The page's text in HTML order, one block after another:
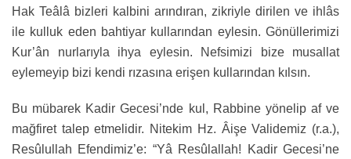
Hak Teâlâ bizleri kalbini arındıran, zikriyle dirilen ve ihlâs
ile kulluk eden bahtiyar kullarından eylesin. Gönüllerimizi
Kur’ân nurlarıyla ihya eylesin. Nefsimizi bize musallat
eylemeyip bizi kendi rızasına erişen kullarından kılsın.
Bu mübarek Kadir Gecesi’nde kul, Rabbine yönelip af ve
mağfiret talep etmelidir. Nitekim Hz. Âişe Validemiz (r.a.),
Resûlullah Efendimiz’e: “Yâ Resûlallah! Kadir Gecesi’ne